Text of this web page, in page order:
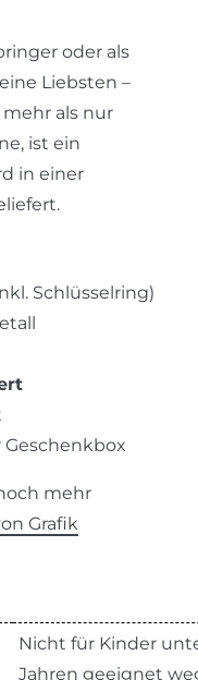
oder als
Liebsten –
als nur
ist ein
in einer
Schlüsselring)
mehr
Grafik
Nicht für Kinder
Jahren geeignet